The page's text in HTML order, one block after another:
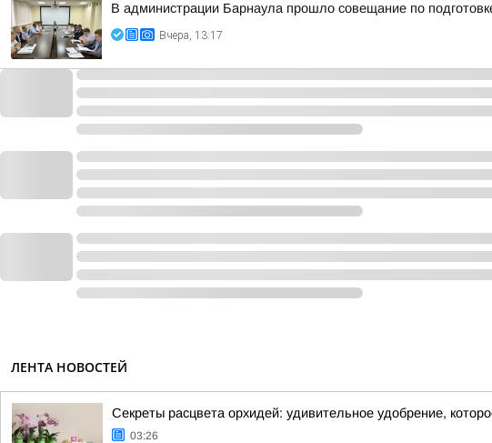
В администрации Барнаула прошло совещание по
Вчера, 13:17
ЛЕНТА НОВОСТЕЙ
Секреты расцвета орхидей: удивительное удобрение,
03:26